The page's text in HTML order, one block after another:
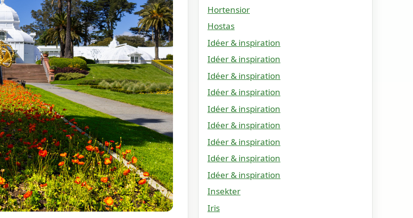
Hortensior
Hostas
Idéer & inspiration
Idéer & inspiration
Idéer & inspiration
Idéer & inspiration
Idéer & inspiration
Idéer & inspiration
Idéer & inspiration
Idéer & inspiration
Idéer & inspiration
Insekter
Iris